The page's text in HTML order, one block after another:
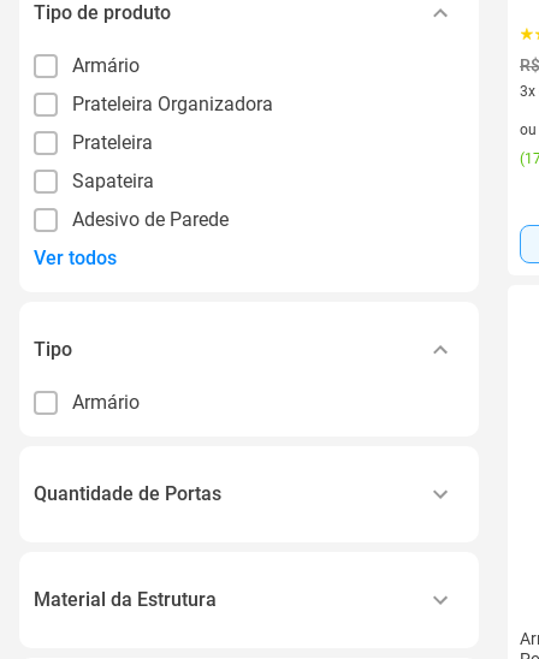
Tipo de produto
Armário
Prateleira Organizadora
Prateleira
Sapateira
Adesivo de Parede
Ver todos
Tipo
Armário
Quantidade de Portas
Material da Estrutura
3x
3
ou
(